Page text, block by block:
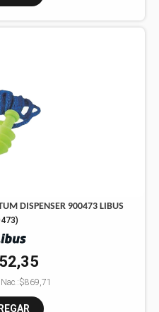
DISPENSER 900473 LIBUS
)
$869,71